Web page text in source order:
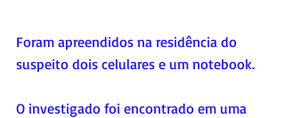
Foram apreendidos na residência do
suspeito dois celulares e um notebook.
O investigado foi encontrado em uma